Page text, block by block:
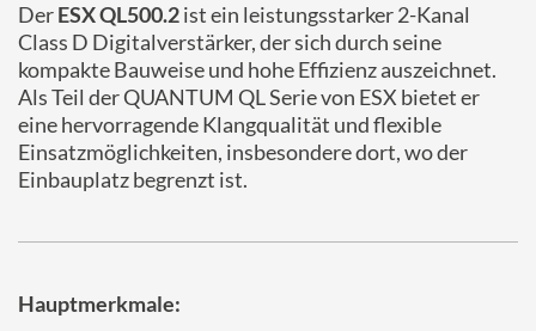
DerESX QL500.2ist ein leistungsstarker 2-Kanal
Class D Digitalverstärker, der sich durch seine
kompakte Bauweise und hohe Effizienz auszeichnet.
Als Teil der QUANTUM QL Serie von ESX bietet er
eine hervorragende Klangqualität und flexible
Einsatzmöglichkeiten, insbesondere dort, wo der
Einbauplatz begrenzt ist.
Hauptmerkmale: